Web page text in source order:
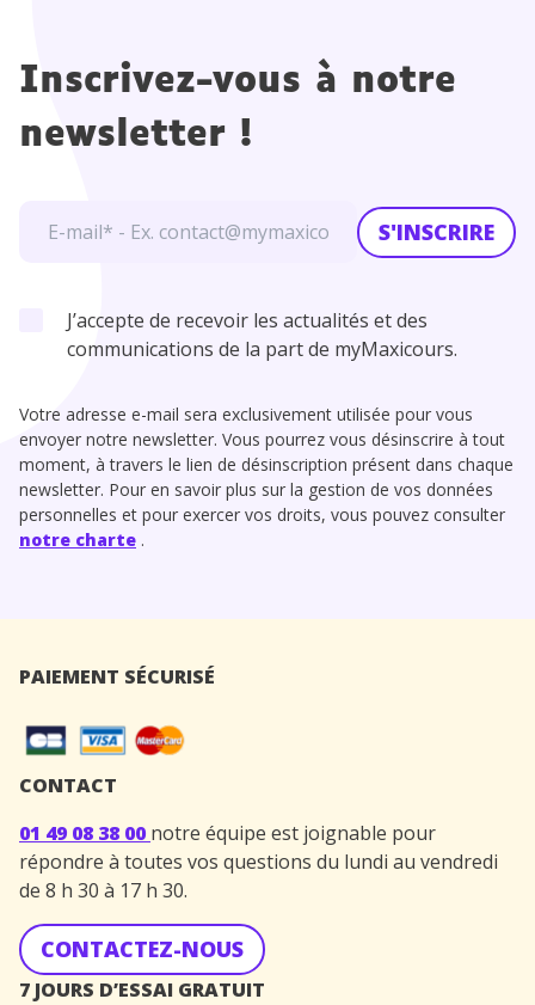
Inscrivez-vous à notre
newsletter !
S'INSCRIRE
J’accepte de recevoir les actualités et des
communications de la part de myMaxicours.
Votre adresse e-mail sera exclusivement utilisée pour vous
envoyer notre newsletter. Vous pourrez vous désinscrire à tout
moment, à travers le lien de désinscription présent dans chaque
newsletter. Pour en savoir plus sur la gestion de vos données
personnelles et pour exercer vos droits, vous pouvez consulter
notre charte .
PAIEMENT SÉCURISÉ
CONTACT
01 49 08 38 00 notre équipe est joignable pour
répondre à toutes vos questions du lundi au vendredi
de 8 h 30 à 17 h 30.
CONTACTEZ-NOUS
7 JOURS D’ESSAI GRATUIT